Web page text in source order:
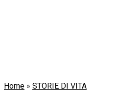
Home » STORIE DI VITA